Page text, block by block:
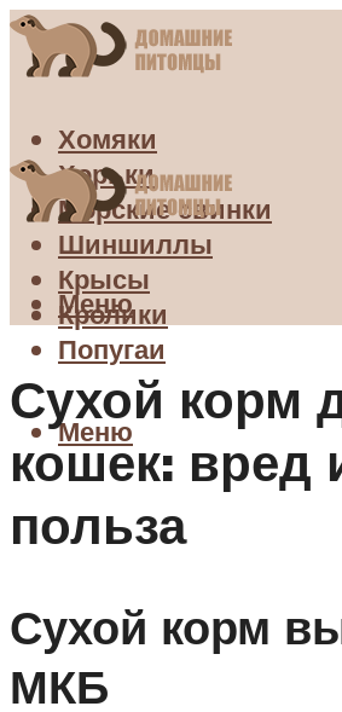
Хомяки
Хорьки
Морские свинки
Шиншиллы
Крысы
Кролики
Попугаи
Меню
Меню
Сухой корм
кошек: вред
польза
Сухой корм
МКБ